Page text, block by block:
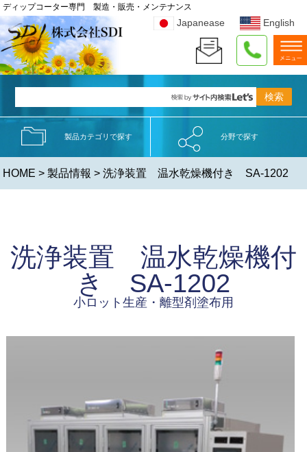
ディップコーター専門 製造・販売・メンテナンス
Japanease English
製品カテゴリで探す 分野で探す
HOME >製品情報 > 洗浄装置 温水乾燥機付き SA-1202
洗浄装置 温水乾燥機付
き SA-1202
小ロット生産・離型剤塗布用